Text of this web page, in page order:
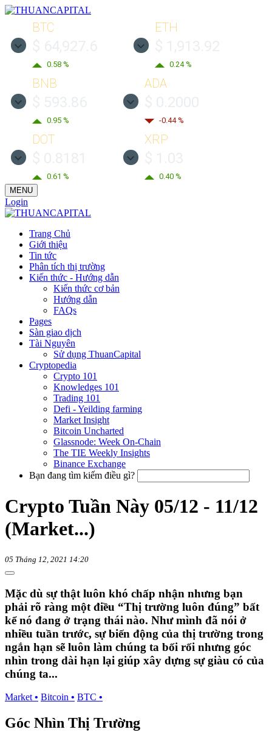
BTC
0.58 %
ETH
0.24 %
BNB
0.95 %
ADA
-0.44 %
DOT
0.61 %
XRP
0.40 %
MENU
Login
Trang Chủ
Giới thiệu
Tin tức
Phân tích thị trường
Kiến thức - Hướng dẫn
Kiến thức cơ bản
Hướng dẫn
FAQs
Pages
Sàn giao dịch
Tài Nguyên
Sử dụng ThuanCapital
Cryptopedia
Crypto 101
Knowledges 101
Trading 101
Defi - Yeilding farming
Market Insight
Bitcoin Uncharted
Glassnode: Week On-Chain
The TIE Weekly Insights
Binance Exchange
Bạn đang tìm kiếm điều gì?
Crypto Tuần Này 05/12 - 11/12
(Market...)
05 Tháng 12, 2021 14:20
Mặc dù sự thật luôn khó chấp nhận nhưng bạn
phải rõ ràng một điều “Thị trường luôn đúng” bất
kể nó đang ở trạng thái nào. Như mình đã nói ở
nhiều tuần trước, sự biến động của thị trường trong
ngắn hạn sẽ luôn làm chúng ta bối rối nhưng góc
nhìn trong dài hạn lại giúp xây dựng sự giàu có của
chúng ta...
Market • Bitcoin • BTC •
Góc Nhìn Thị Trường